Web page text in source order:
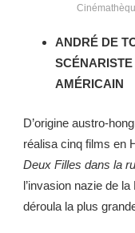
ANDRÉ DE
AMÉRICAIN
D’origine austro-
réalisa cinq films en
Deux Filles dans la
l’invasion nazie de
déroula la plus